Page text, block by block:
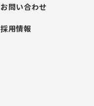
お問い合わせ
採用情報